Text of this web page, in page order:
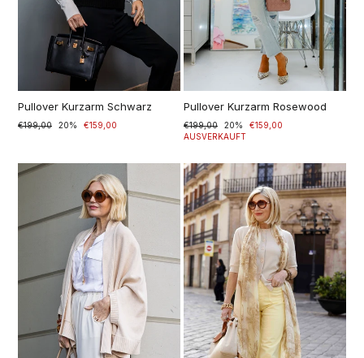
Pullover Kurzarm Schwarz
Normaler
€199,00
Sonderpreis20% €159,00
Pullover Kurzarm Rosewood
Normaler
Preis
€199,00
Sonderpreis20%
€159,00
AUSVERKAUFT